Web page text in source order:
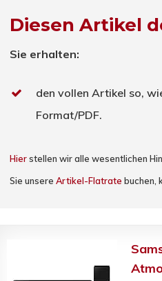
Diesen Artikel
Sie erhalten:
den vollen Artikel so,
Format/PDF.
Hierstellen wir alle wesentlichen
Sie unsere Artikel-Flatrate buchen,